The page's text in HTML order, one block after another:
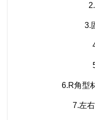
3.
6.R角型
7.左